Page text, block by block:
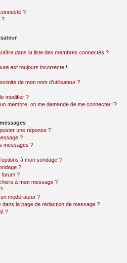
?
?
dans la liste des membres connectés ?
est toujours incorrecte !
de mon nom d’utilisateur ?
modifier ?
membre, on me demande de me connecter !?
une réponse ?
?
messages ?
à mon sondage ?
?
forum ?
à mon message ?
modérateur ?
la page de rédaction de message ?
?